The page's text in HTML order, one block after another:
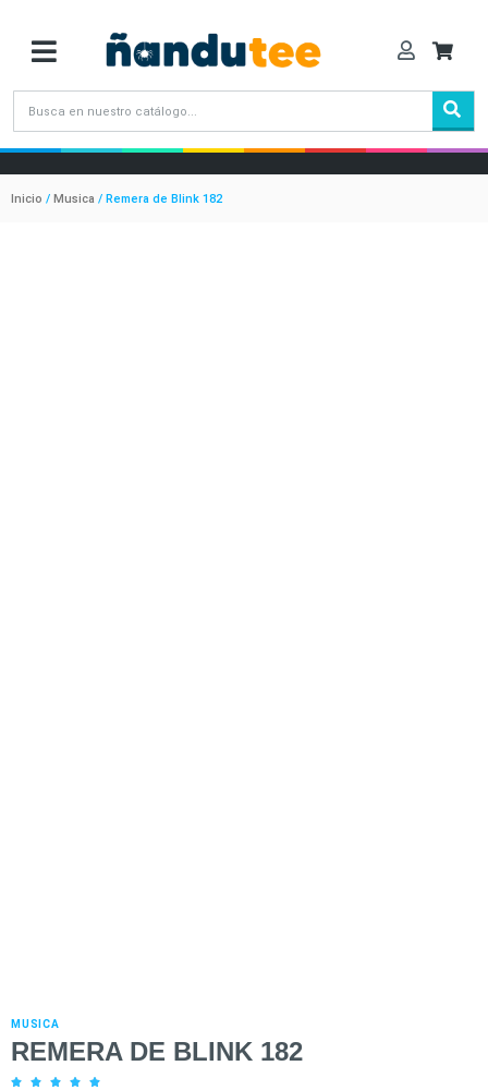
Inicio / Musica / Remera de Blink 182
MUSICA
REMERA DE BLINK 182
    